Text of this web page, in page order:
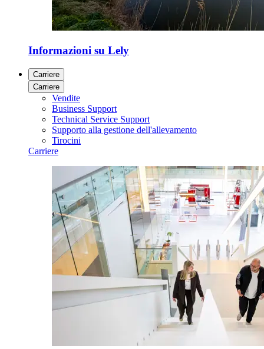
Informazioni su Lely
Carriere
Carriere
Vendite
Business Support
Technical Service Support
Supporto alla gestione dell'allevamento
Tirocini
Carriere